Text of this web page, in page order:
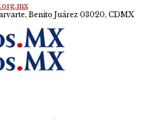
Benito Juárez 03020, CDMX